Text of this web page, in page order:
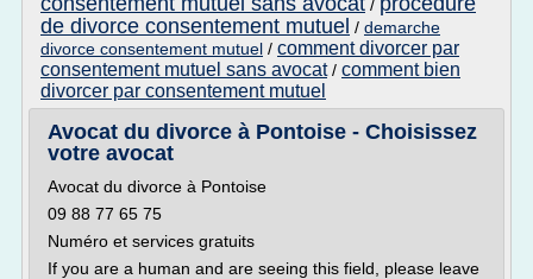
/
de divorce consentement mutuel / demarche
divorce consentement mutuel / comment divorcer par
consentement mutuel sans avocat/ comment bien
divorcer par consentement mutuel
Avocat du divorce à Pontoise - Choisissez
votre avocat
Avocat du divorce à Pontoise
09 88 77 65 75
Numéro et services gratuits
If you are a human and are seeing this field, please leave